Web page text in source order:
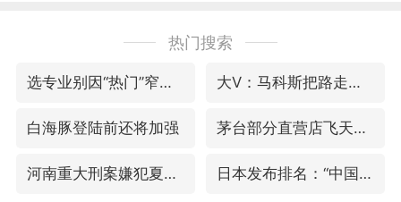
热门搜索
选专业别因“热门”窄化“热爱” 大V：马科斯把路走绝了
白海豚登陆前还将加强 茅台部分直营店飞天茅台提价
河南重大刑案嫌犯夏某钢落网 日本发布排名：“中国第一，美日德韩英法居后”